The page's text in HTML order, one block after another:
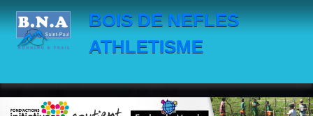
BOIS DE NEFLES
ATHLETISME